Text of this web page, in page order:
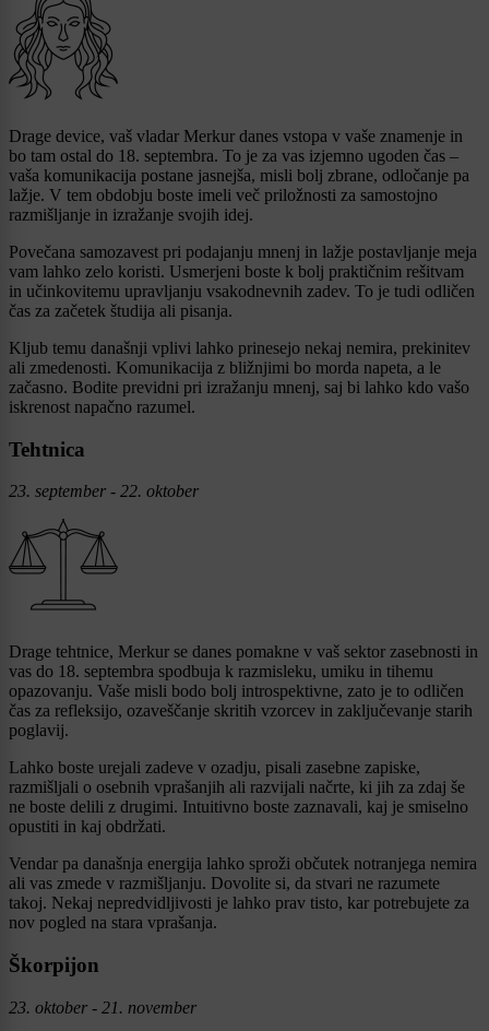
Drage device, vaš vladar Merkur danes vstopa v vaše znamenje in
bo tam ostal do 18. septembra. To je za vas izjemno ugoden čas –
vaša komunikacija postane jasnejša, misli bolj zbrane, odločanje pa
lažje. V tem obdobju boste imeli več priložnosti za samostojno
razmišljanje in izražanje svojih idej.
Povečana samozavest pri podajanju mnenj in lažje postavljanje meja
vam lahko zelo koristi. Usmerjeni boste k bolj praktičnim rešitvam
in učinkovitemu upravljanju vsakodnevnih zadev. To je tudi odličen
čas za začetek študija ali pisanja.
Kljub temu današnji vplivi lahko prinesejo nekaj nemira, prekinitev
ali zmedenosti. Komunikacija z bližnjimi bo morda napeta, a le
začasno. Bodite previdni pri izražanju mnenj, saj bi lahko kdo vašo
iskrenost napačno razumel.
Tehtnica
23. september - 22. oktober
Drage tehtnice, Merkur se danes pomakne v vaš sektor zasebnosti in
vas do 18. septembra spodbuja k razmisleku, umiku in tihemu
opazovanju. Vaše misli bodo bolj introspektivne, zato je to odličen
čas za refleksijo, ozaveščanje skritih vzorcev in zaključevanje starih
poglavij.
Lahko boste urejali zadeve v ozadju, pisali zasebne zapiske,
razmišljali o osebnih vprašanjih ali razvijali načrte, ki jih za zdaj še
ne boste delili z drugimi. Intuitivno boste zaznavali, kaj je smiselno
opustiti in kaj obdržati.
Vendar pa današnja energija lahko sproži občutek notranjega nemira
ali vas zmede v razmišljanju. Dovolite si, da stvari ne razumete
takoj. Nekaj nepredvidljivosti je lahko prav tisto, kar potrebujete za
nov pogled na stara vprašanja.
Škorpijon
23. oktober - 21. november